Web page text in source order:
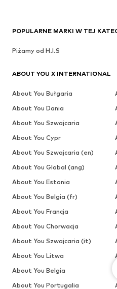
POPULARNE MARKI W TEJ
Piżamy od H.I.S
ABOUT YOU X INTERNATIONAL
About You Bułgaria
About You Dania
About You Szwajcaria
About You Cypr
About You Szwajcaria (en)
About You Global (ang)
About You Estonia
About You Belgia (fr)
About You Francja
About You Chorwacja
About You Szwajcaria (it)
About You Litwa
About You Belgia
About You Portugalia